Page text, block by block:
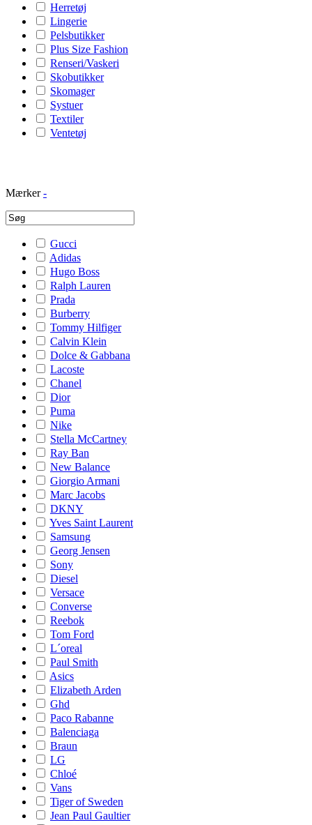
Herretøj
Lingerie
Pelsbutikker
Plus Size Fashion
Renseri/Vaskeri
Skobutikker
Skomager
Systuer
Textiler
Ventetøj
Mærker -
Gucci
Adidas
Hugo Boss
Ralph Lauren
Prada
Burberry
Tommy Hilfiger
Calvin Klein
Dolce & Gabbana
Lacoste
Chanel
Dior
Puma
Nike
Stella McCartney
Ray Ban
New Balance
Giorgio Armani
Marc Jacobs
DKNY
Yves Saint Laurent
Samsung
Georg Jensen
Sony
Diesel
Versace
Converse
Reebok
Tom Ford
L´oreal
Paul Smith
Asics
Elizabeth Arden
Ghd
Paco Rabanne
Balenciaga
Braun
LG
Chloé
Vans
Tiger of Sweden
Jean Paul Gaultier